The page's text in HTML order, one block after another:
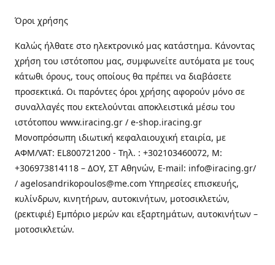
Όροι χρήσης
Καλώς ήλθατε στo ηλεκτρονικό μας κατάστημα. Κάνοντας
χρήση του ιστότοπου μας, συμφωνείτε αυτόματα με τους
κάτωθι όρους, τους οποίους θα πρέπει να διαβάσετε
προσεκτικά. Οι παρόντες όροι χρήσης αφορούν μόνο σε
συναλλαγές που εκτελούνται αποκλειστικά μέσω του
ιστότοπου www.iracing.gr / e-shop.iracing.gr
Μονοπρόσωπη ιδιωτική κεφαλαιουχική εταιρία, με
ΑΦΜ/VAT: EL800721200 - Τηλ. : +302103460072, M:
+306973814118 – ΔΟΥ, ΣΤ Αθηνών, E-mail: info@iracing.gr/
/ agelosandrikopoulos@me.com Υπηρεσίες επισκευής,
κυλίνδρων, κινητήρων, αυτοκινήτων, μοτοσικλετών,
(ρεκτιφιέ) Εμπόριο μερών και εξαρτημάτων, αυτοκινήτων –
μοτοσικλετών.